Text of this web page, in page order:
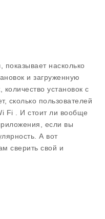
показывает насколько
и загруженную
установок с
сколько пользователей
Fi . И стоит ли вообще
если вы
А вот
сверить свой и